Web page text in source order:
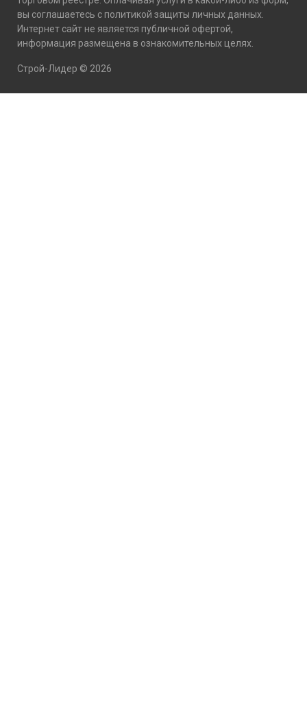
вы соглашаетесь с политикой защиты личных данных.
Интернет сайт не является публичной офертой,
информация размещена в ознакомительных целях.
Cтрой-Лидер © 2026